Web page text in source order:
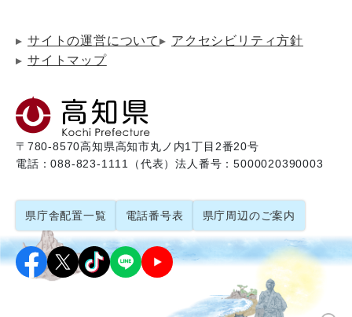
サイトの運営について
アクセシビリティ方針
サイトマップ
〒780-8570高知県高知市丸ノ内1丁目2番20号
電話：088-823-1111（代表）法人番号：5000020390003
県庁舎配置一覧 電話番号表 県庁周辺のご案内